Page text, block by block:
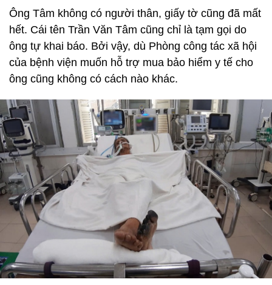
Ông Tâm không có người thân, giấy tờ cũng đã mất
hết. Cái tên Trần Văn Tâm cũng chỉ là tạm gọi do
ông tự khai báo. Bởi vậy, dù Phòng công tác xã hội
của bệnh viện muốn hỗ trợ mua bảo hiểm y tế cho
ông cũng không có cách nào khác.